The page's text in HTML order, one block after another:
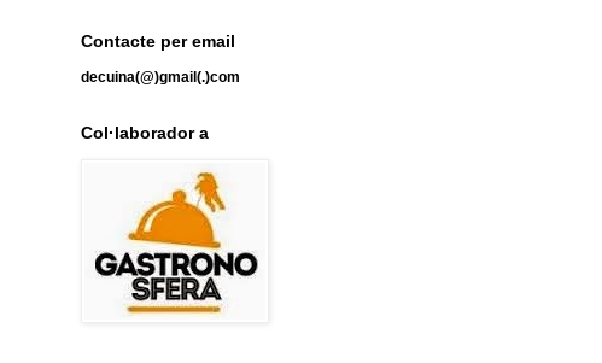
Contacte per email
decuina(@)gmail(.)com
Col·laborador a